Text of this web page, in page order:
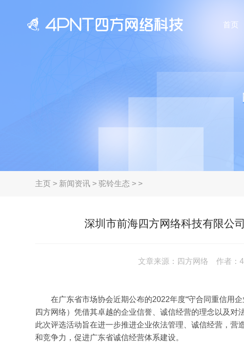
首页
主页 > 新闻资讯 > 驼铃生态 > >
深圳市前海四方网络科技有限公
文章来源：四方网络 作者：
在广东省市场协会近期公布的2022年度“守合同重信用企
四方网络）凭借其卓越的企业信誉、诚信经营的理念以及对
此次评选活动旨在进一步推进企业依法管理、诚信经营，
和竞争力，促进广东省诚信经营体系建设。